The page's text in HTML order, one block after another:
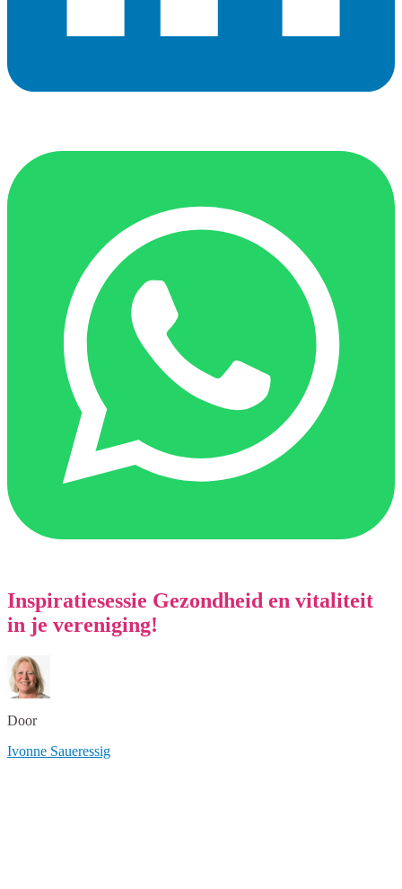
Inspiratiesessie Gezondheid en vitaliteit
in je vereniging!
Door
Ivonne Saueressig